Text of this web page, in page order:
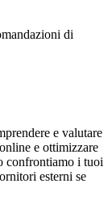
di
e valutare
e ottimizzare
confrontiamo i tuoi
esterni se